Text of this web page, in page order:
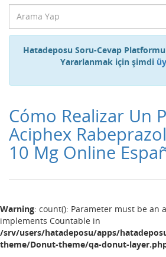
Hatadeposu Soru-Cevap
Yararlanmak için şimdi
Cómo Realizar Un
Aciphex
10 Mg Online
Warning: count(): Parameter must be an
implements Countable in
/srv/users/hatadeposu/apps/
theme/Donut-theme/qa-donut-